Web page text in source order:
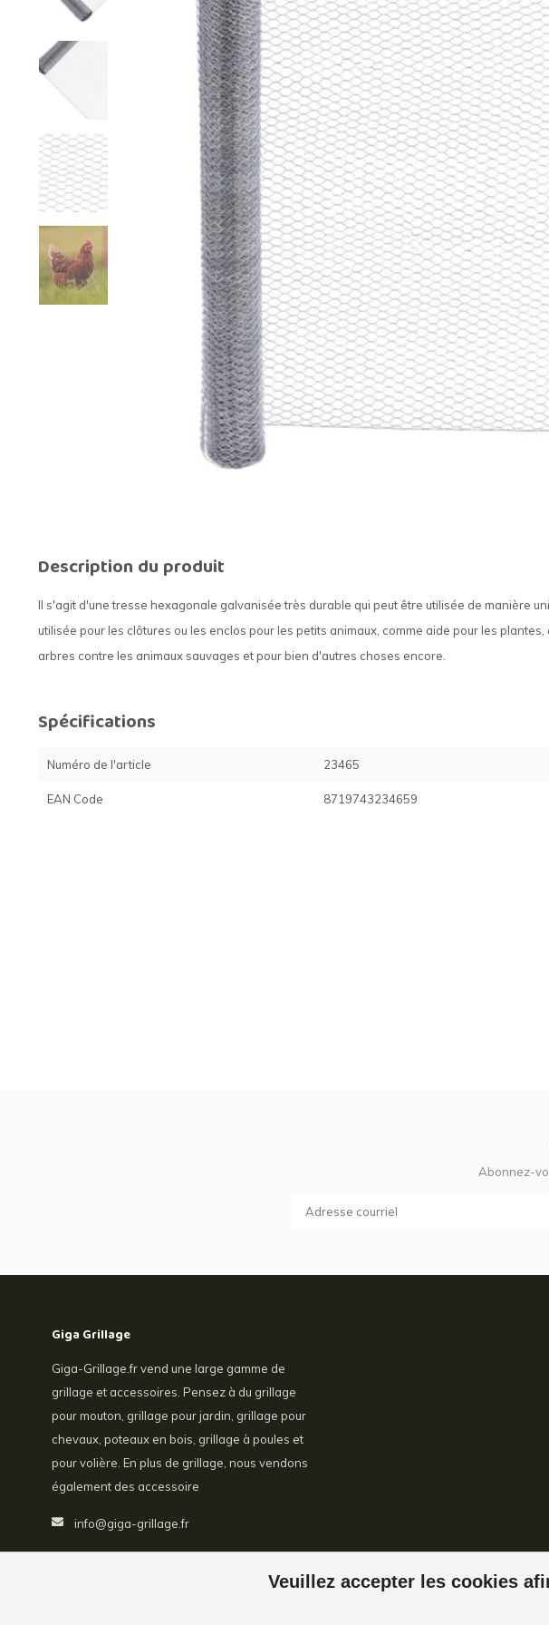
Grillage à chevaux
Grillage de rats
Grillage de blaireaux
Tapis en roseaux
Clôture électriques
Fil de barbelé
Filets de protection
Description du produit
Il s'agit d'une tresse hexagonale galvanisée très durable qui peut être utilisée de manière
utilisée pour les clôtures ou les enclos pour les petits animaux, comme aide pour les
arbres contre les animaux sauvages et pour bien d'autres choses encore.
Spécifications
Numéro de l'article 23465
EAN Code 8719743234659
Veuillez accepter les cookies
Abonnez-
Giga Grillage
Giga-Grillage.fr vend une large gamme de
grillage et accessoires. Pensez à du grillage
pour mouton, grillage pour jardin, grillage pour
chevaux, poteaux en bois, grillage à poules et
pour volière. En plus de grillage, nous vendons
également des accessoire
info@giga-grillage.fr